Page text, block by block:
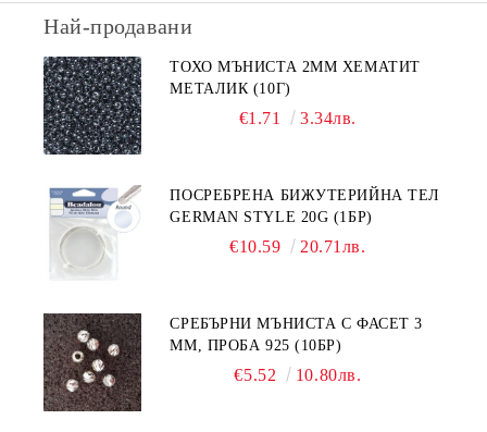
Най-продавани
ТОХО МЪНИСТА 2ММ ХЕМАТИТ
МЕТАЛИК (10Г)
€1.71 3.34лв.
ПОСРЕБРЕНА БИЖУТЕРИЙНА ТЕЛ
GERMAN STYLE 20G (1БР)
€10.59 20.71лв.
СРЕБЪРНИ МЪНИСТА С ФАСЕТ 3
ММ, ПРОБА 925 (10БР)
€5.52 10.80лв.